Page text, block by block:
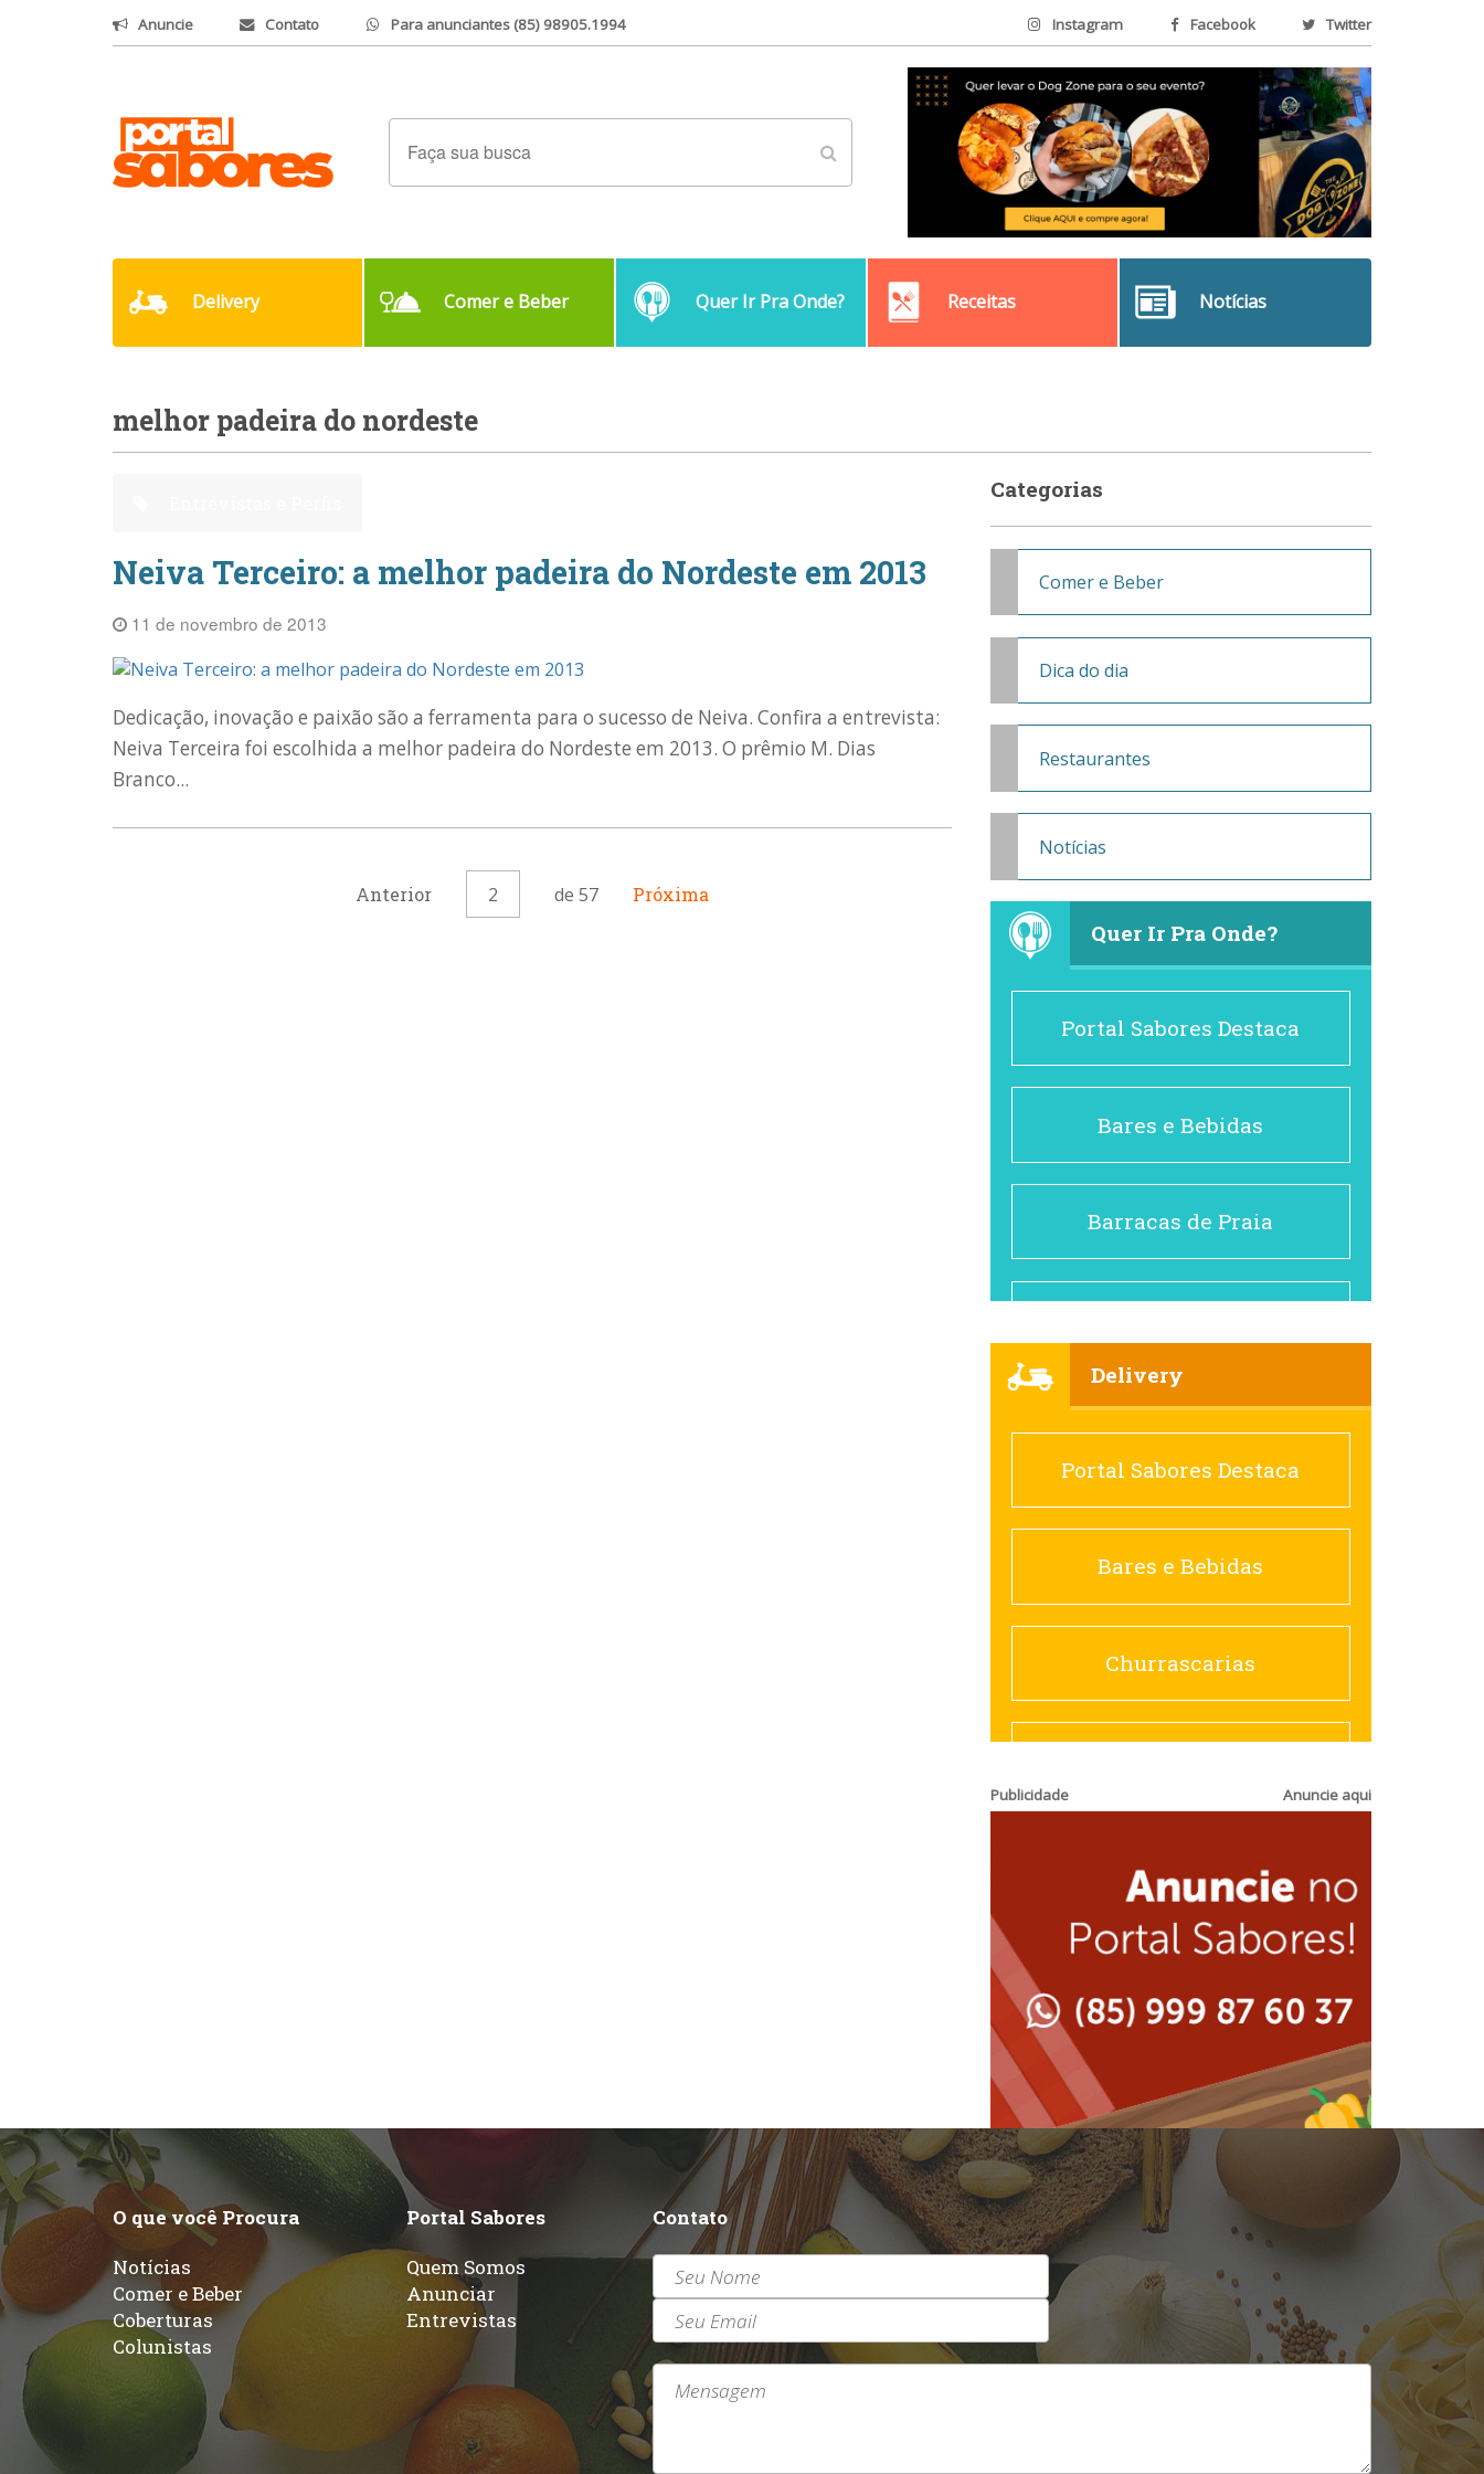
Anuncie Contato Para anunciantes (85) 98905.1994 Instagram Facebook Twitter
Delivery Comer e Beber Quer Ir Pra Onde? Receitas Notícias
melhor padeira do nordeste
Neiva Terceiro: a melhor padeira do Nordeste em 2013
11 de novembro de 2013
Dedicação, inovação e paixão são a ferramenta para o sucesso de Neiva. Confira a entrevista:
Neiva Terceira foi escolhida a melhor padeira do Nordeste em 2013. O prêmio M. Dias
Branco...
Anterior 2 de 57 Próxima
Categorias
Comer e Beber
Dica do dia
Restaurantes
Notícias
Quer Ir Pra Onde?
Portal Sabores Destaca
Bares e Bebidas
Barracas de Praia
Cafés
Churrascarias
Comida saudável
Contemporânea
Espanhola
Francesa
Hamburguerias e
Sanduicherias
Internacional
Japonesa e Oriental
Delivery
Portal Sabores Destaca
Bares e Bebidas
Churrascarias
Sanduicherias
Lanchonetes
Massas
Padarias e Confeitarias
Peixes e Frutos do Mar
Pizzarias
Publicidade Anuncie aqui
O que você Procura
Notícias
Comer e Beber
Coberturas
Colunistas
Portal Sabores
Quem Somos
Anunciar
Entrevistas
Contato